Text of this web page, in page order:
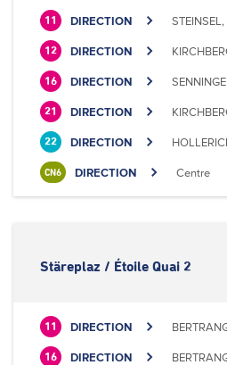
11 DIRECTION
12 DIRECTION
16 DIRECTION
21 DIRECTION
22 DIRECTION
CN6 DIRECTION Centre
Stäreplaz / Étoile Quai 2
11 DIRECTION
16 DIRECTION